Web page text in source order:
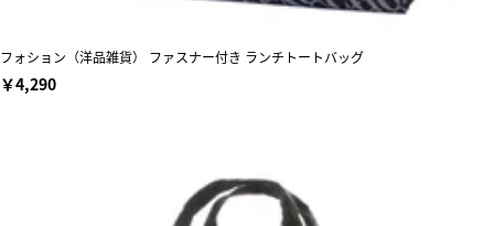
フォション（洋品雑貨） ファスナー付き ランチトートバッグ
￥4,290